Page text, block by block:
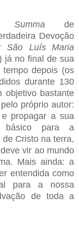
Summa de
Devoção
São Luís Maria
já no final de sua
depois (os
durante 130
objetivo bastante
próprio autor:
propagar a sua
básico para a
Cristo na terra,
vir ao mundo
Mais ainda: a
entendida como
para a nossa
de toda a